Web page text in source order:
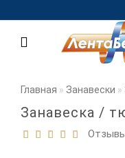
Главная Занавески
Занавеска /